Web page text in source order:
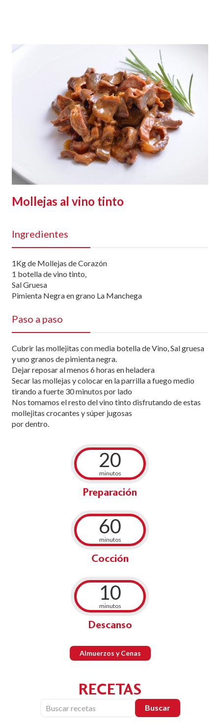
Mollejas al vino tinto
Ingredientes
1Kg de Mollejas de Corazón
1 botella de vino tinto,
Sal Gruesa
Pimienta Negra en grano La Manchega
Paso a paso
Cubrir las mollejitas con media botella de Vino, Sal gruesa
y uno granos de pimienta negra.
Dejar reposar al menos 6 horas en heladera
Secar las mollejas y colocar en la parrilla a fuego medio
tirando a fuerte 30 minutos por lado
Nos tomamos el resto del vino tinto disfrutando de estas
mollejitas crocantes y súper jugosas
por dentro.
20
minutos
Preparación
60
minutos
Cocción
10
minutos
Descanso
Almuerzos y Cenas
RECETAS
Buscar